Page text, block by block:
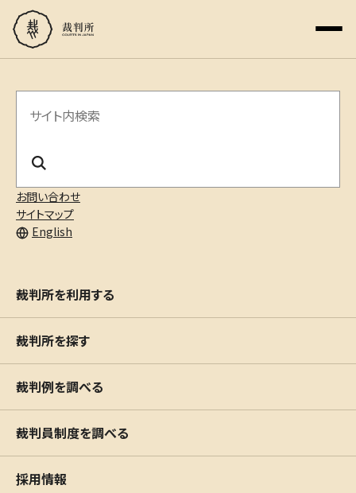
お問い合わせ
サイトマップ
English
サ
内
検
裁判所を利用する
裁判所を探す
裁判例を調べる
裁判員制度を調べる
採用情報